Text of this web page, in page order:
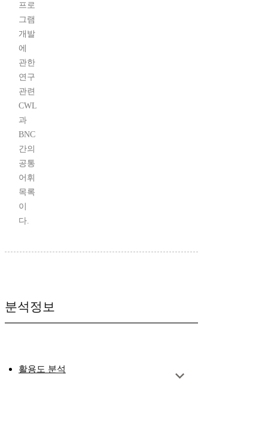
프로
그램
개발
에
관한
연구
관련
CWL
과
BNC
간의
공통
어휘
목록
이
다.
분석정보
활용도 분석